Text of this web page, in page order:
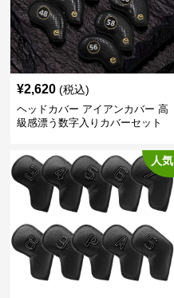
¥2,620 (税込)
ヘッドカバー アイアンカバー 高
級感漂う数字入りカバーセット
人気